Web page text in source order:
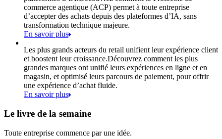
commerce agentique (ACP) permet à toute entreprise
d’accepter des achats depuis des plateformes d’IA, sans
transformation technique majeure.
En savoir plus
Les plus grands acteurs du retail unifient leur expérience client
et boostent leur croissance.Découvrez comment les plus
grandes marques ont unifié leurs expériences en ligne et en
magasin, et optimisé leurs parcours de paiement, pour offrir
une expérience d’achat fluide.
En savoir plus
Le livre de la semaine
Toute entreprise commence par une idée.